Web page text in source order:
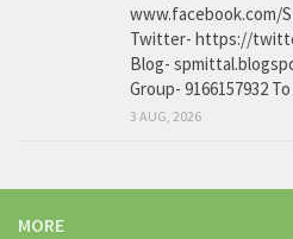
www.facebook.com/
Twitter- https://
Blog-
Group- 9166157932
3 AUG, 2026
MORE